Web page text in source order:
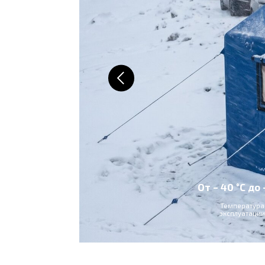
От – 40 °C до +60 °C
Температура
эксплуатации